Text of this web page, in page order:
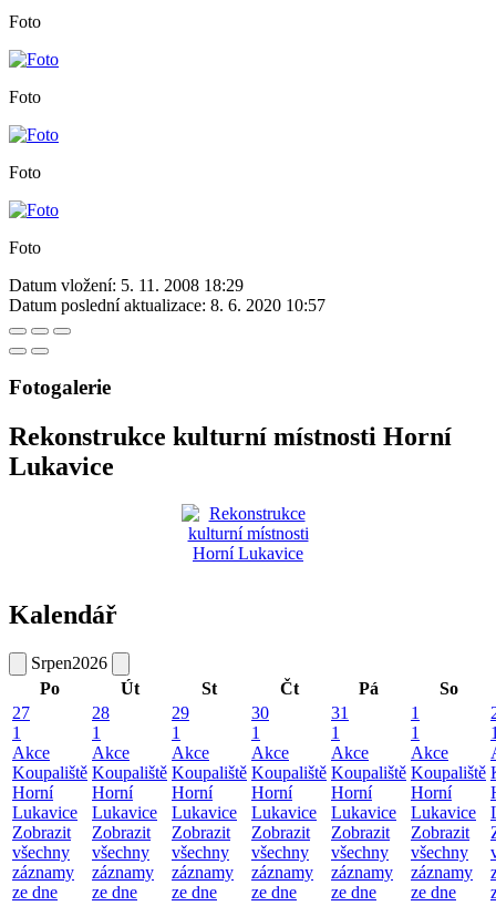
Foto
Foto
Foto
Foto
Datum vložení: 5. 11. 2008 18:29
Datum poslední aktualizace: 8. 6. 2020 10:57
Fotogalerie
Rekonstrukce kulturní místnosti Horní
Lukavice
Kalendář
Srpen2026
Po
Út St Čt Pá
So
27
1
Akce
Koupaliště
Horní
Lukavice
Zobrazit
všechny
záznamy
ze dne
28
1
Akce
Koupaliště
Horní
Lukavice
Zobrazit
všechny
záznamy
ze dne
29
1
Akce
Koupaliště
Horní
Lukavice
Zobrazit
všechny
záznamy
ze dne
30
1
Akce
Koupaliště
Horní
Lukavice
Zobrazit
všechny
záznamy
ze dne
31
1
Akce
Koupaliště
Horní
Lukavice
Zobrazit
všechny
záznamy
ze dne
1
1
Akce
Koupaliště
Horní
Lukavice
Zobrazit
všechny
záznamy
ze dne